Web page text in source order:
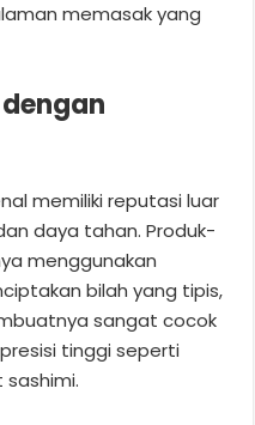
memasak yang
memiliki reputasi luar
daya tahan. Produk-
menggunakan
bilah yang tipis,
sangat cocok
tinggi seperti